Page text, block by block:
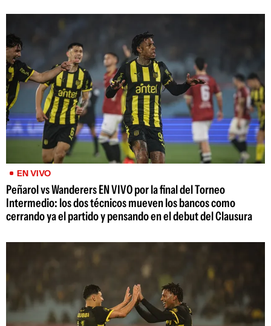
EN VIVO
Peñarol vs Wanderers EN VIVO por la final del Torneo
Intermedio: los dos técnicos mueven los bancos como
cerrando ya el partido y pensando en el debut del Clausura